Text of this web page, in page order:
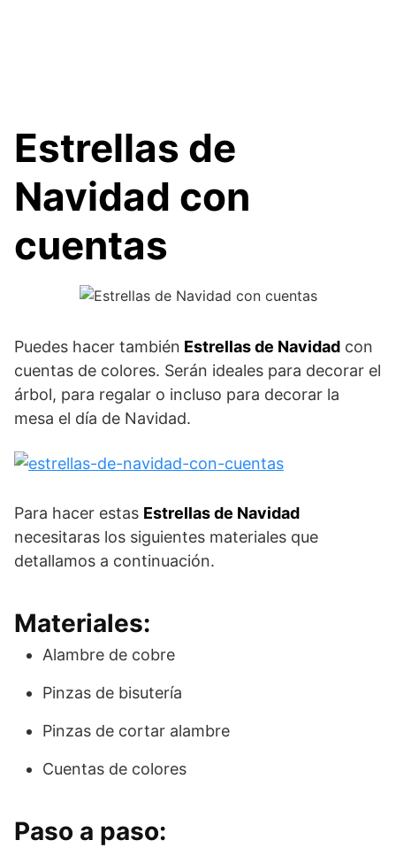
Estrellas de
Navidad con
cuentas
Puedes hacer también Estrellas de Navidad con
cuentas de colores. Serán ideales para decorar el
árbol, para regalar o incluso para decorar la
mesa el día de Navidad.
Para hacer estas Estrellas de Navidad
necesitaras los siguientes materiales que
detallamos a continuación.
Materiales:
Alambre de cobre
Pinzas de bisutería
Pinzas de cortar alambre
Cuentas de colores
Paso a paso: